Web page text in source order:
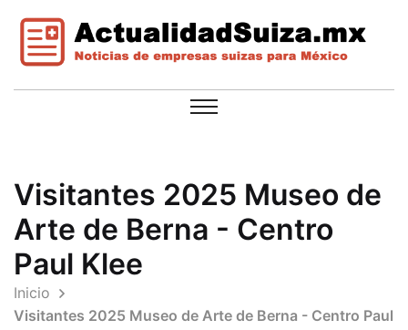
Visitantes 2025 Museo de
Arte de Berna - Centro
Paul Klee
Inicio
Visitantes 2025 Museo de Arte de Berna - Centro Paul